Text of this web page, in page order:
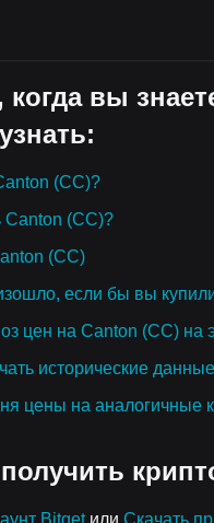
когда вы
(CC)?
Canton (CC)?
(CC)
если бы вы
цен на Canton (CC) на
исторические
цены на аналогичные
Bitgetили Скачать